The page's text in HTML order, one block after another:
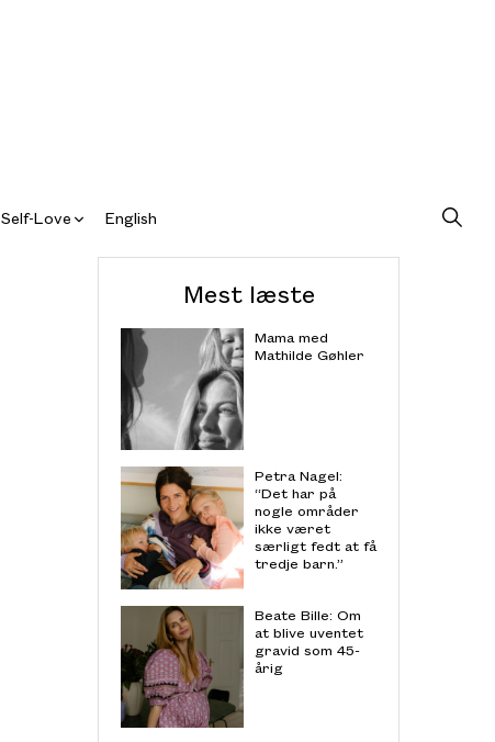
Self-Love English
Mest læste
Mama med
Mathilde Gøhler
Petra Nagel:
“Det har på
nogle områder
ikke været
særligt fedt at få
tredje barn.”
Beate Bille: Om
at blive uventet
gravid som 45-
årig